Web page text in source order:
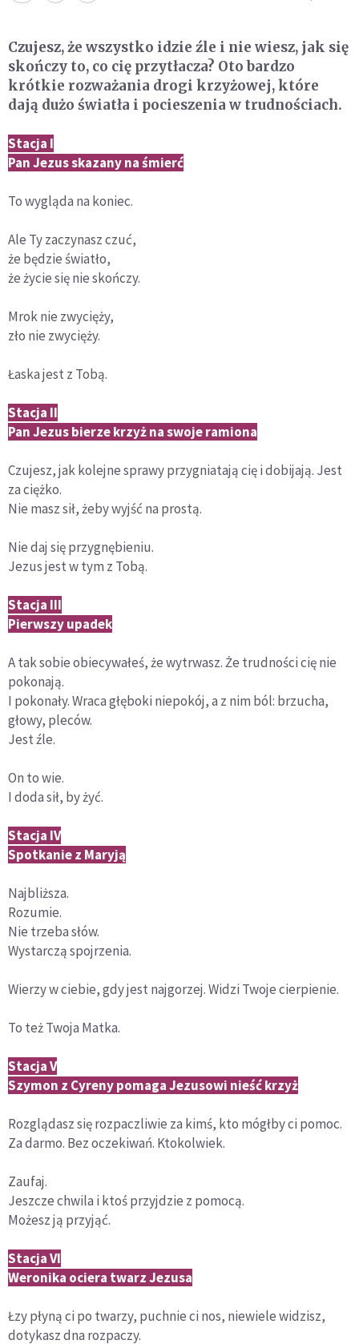
Czujesz, że wszystko idzie źle i nie wiesz, jak się
skończy to, co cię przytłacza? Oto bardzo
krótkie rozważania drogi krzyżowej, które
dają dużo światła i pocieszenia w trudnościach.
Stacja I
Pan Jezus skazany na śmierć
To wygląda na koniec.
Ale Ty zaczynasz czuć,
że będzie światło,
że życie się nie skończy.
Mrok nie zwycięży,
zło nie zwycięży.
Łaska jest z Tobą.
Stacja II
Pan Jezus bierze krzyż na swoje ramiona
Czujesz, jak kolejne sprawy przygniatają cię i dobijają. Jest
za ciężko.
Nie masz sił, żeby wyjść na prostą.
Nie daj się przygnębieniu.
Jezus jest w tym z Tobą.
Stacja III
Pierwszy upadek
A tak sobie obiecywałeś, że wytrwasz. Że trudności cię nie
pokonają.
I pokonały. Wraca głęboki niepokój, a z nim ból: brzucha,
głowy, pleców.
Jest źle.
On to wie.
I doda sił, by żyć.
Stacja IV
Spotkanie z Maryją
Najbliższa.
Rozumie.
Nie trzeba słów.
Wystarczą spojrzenia.
Wierzy w ciebie, gdy jest najgorzej. Widzi Twoje cierpienie.
To też Twoja Matka.
Stacja V
Szymon z Cyreny pomaga Jezusowi nieść krzyż
Rozglądasz się rozpaczliwie za kimś, kto mógłby ci pomoc.
Za darmo. Bez oczekiwań. Ktokolwiek.
Zaufaj.
Jeszcze chwila i ktoś przyjdzie z pomocą.
Możesz ją przyjąć.
Stacja VI
Weronika ociera twarz Jezusa
Łzy płyną ci po twarzy, puchnie ci nos, niewiele widzisz,
dotykasz dna rozpaczy.